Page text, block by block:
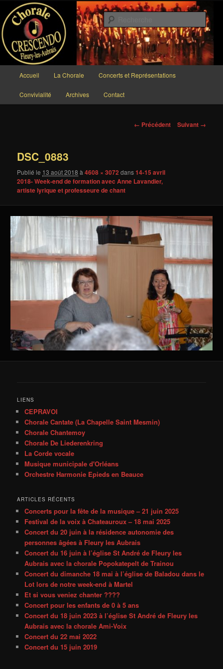
au
contenu
principalChorale CRESCENDO
principal
Accueil La Chorale Concerts et Représentations
Convivialité Archives Contact
Navigation
← Précédent Suivant →
DSC_0883
Publié le 13 août 2018 à4608 × 3072 dans14-15 avril
2018- Week-end de formation avec Anne Lavandier,
artiste lyrique et professeure de chant
LIENS
CEPRAVOI
Chorale Cantate (La Chapelle Saint Mesmin)
Chorale Chantemoy
Chorale De Liederenkring
La Corde vocale
Musique municipale d'Orléans
Orchestre Harmonie Epieds en Beauce
ARTICLES RÉCENTS
Concerts pour la fête de la musique – 21 juin 2025
Festival de la voix à Chateauroux – 18 mai 2025
Concert du 20 juin à la résidence autonomie des
personnes âgées à Fleury les Aubrais
Concert du 16 juin à l’église St André de Fleury les
Aubrais avec la chorale Popokatepelt de Trainou
Concert du dimanche 18 mai à l’église de Baladou dans le
Lot lors de notre week-end à Martel
Et si vous veniez chanter ????
Concert pour les enfants de 0 à 5 ans
Concert du 18 juin 2023 à l’église St André de Fleury les
Aubrais avec la chorale Ami-Voix
Concert du 22 mai 2022
Concert du 15 juin 2019